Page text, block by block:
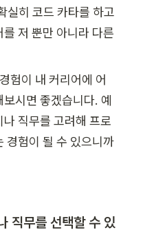
실히 코드 카타를 하고
저 뿐만 아니라 다른
험이 내 커리어에 어
시면 좋겠습니다. 예
직무를 고려해 프로
경험이 될 수 있으니까
직무를 선택할 수 있